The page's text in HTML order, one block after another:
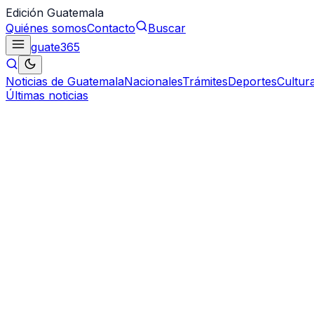
Edición Guatemala
Quiénes somosContacto
Buscar
guate365
Noticias de GuatemalaNacionalesTrámitesDeportes
Últimas noticias